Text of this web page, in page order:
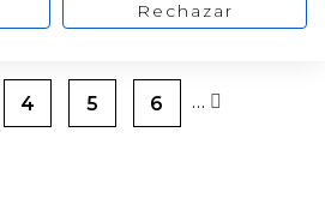
VER PRODUCTO
4 5 6 …
Rechazar